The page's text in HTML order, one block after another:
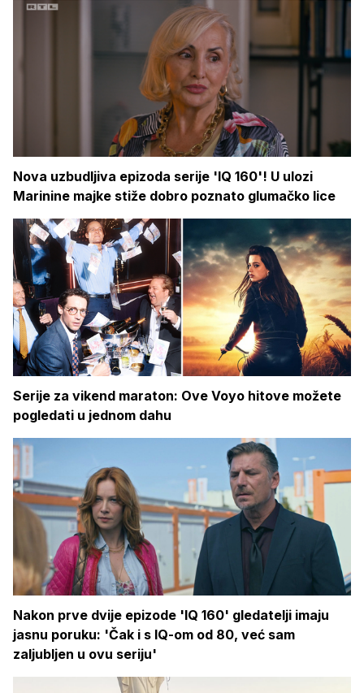
Nova uzbudljiva epizoda serije 'IQ 160'! U ulozi
Marinine majke stiže dobro poznato glumačko lice
Serije za vikend maraton: Ove Voyo hitove možete
pogledati u jednom dahu
Nakon prve dvije epizode 'IQ 160' gledatelji imaju
jasnu poruku: 'Čak i s IQ-om od 80, već sam
zaljubljen u ovu seriju'